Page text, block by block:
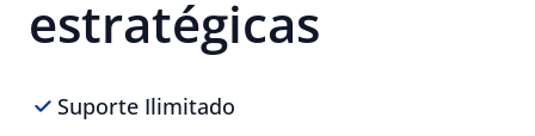
estratégicas
Suporte Ilimitado